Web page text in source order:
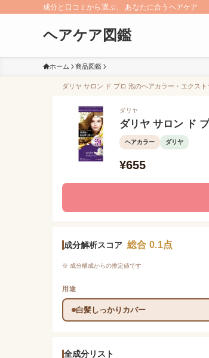
成分と口コミから選ぶ、 あなたに合うヘアケア
ヘアケア図鑑
ホーム 商品図鑑
ダリヤ サロン ド プロ 泡のヘアカラー・エクス
ダリヤ
ダリヤ サロン ド
ヘアカラー ダリヤ
¥655
成分解析スコア 総合 0.1点
※ 成分構成からの推定値です
用途
白髪しっかりカバー
全成分リスト